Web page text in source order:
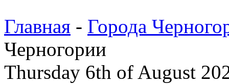
Главная - Города
Черногории
Thursday 6th of August